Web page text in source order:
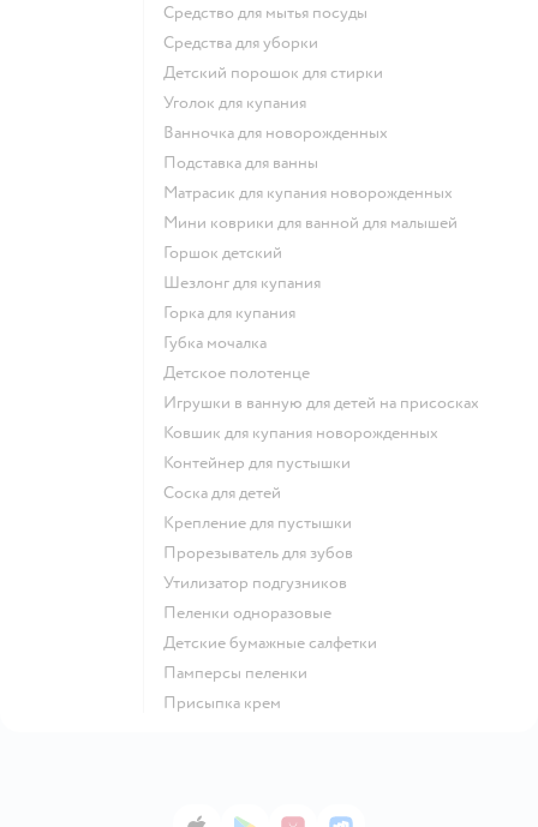
средство для мытья посуды
средства для уборки
детский порошок для стирки
уголок для купания
ванночка для новорожденных
подставка для ванны
матрасик для купания новорожденных
мини коврики для ванной для малышей
горшок детский
шезлонг для купания
горка для купания
губка мочалка
детское полотенце
игрушки в ванную для детей на присосках
ковшик для купания новорожденных
контейнер для пустышки
соска для детей
крепление для пустышки
прорезыватель для зубов
утилизатор подгузников
пеленки одноразовые
детские бумажные салфетки
памперсы пеленки
присыпка крем